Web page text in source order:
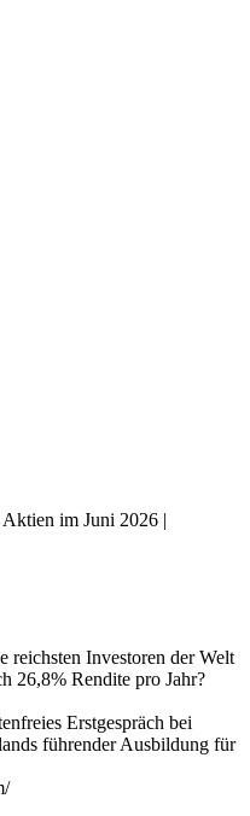
im Juni 2026 |
reichsten Investoren der Welt
26,8% Rendite pro Jahr?
Erstgespräch bei
führender Ausbildung für